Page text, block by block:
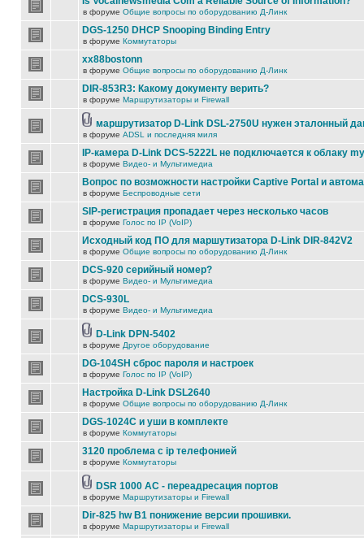
в форуме Общие вопросы по оборудованию Д-Линк
DGS-1250 DHCP Snooping Binding Entry
в форуме Коммутаторы
xx88bostonn
в форуме Общие вопросы по оборудованию Д-Линк
DIR-853R3: Какому документу верить?
в форуме Маршрутизаторы и Firewall
маршрутизатор D-Link DSL-2750U нужен эталонный
в форуме ADSL и последняя миля
IP-камера D-Link DCS-5222L не подключается к облаку
в форуме Видео- и Мультимедиа
Вопрос по возможности настройки Captive Portal и
в форуме Беспроводные сети
SIP-регистрация пропадает через несколько часов
в форуме Голос по IP (VoIP)
Исходный код ПО для маршутизатора D-Link DIR-842V2
в форуме Общие вопросы по оборудованию Д-Линк
DCS-920 серийный номер?
в форуме Видео- и Мультимедиа
DCS-930L
в форуме Видео- и Мультимедиа
D-Link DPN-5402
в форуме Другое оборудование
DG-104SH сброс пароля и настроек
в форуме Голос по IP (VoIP)
Настройка D-Link DSL2640
в форуме Общие вопросы по оборудованию Д-Линк
DGS-1024C и уши в комплекте
в форуме Коммутаторы
3120 проблема с ip телефонией
в форуме Коммутаторы
DSR 1000 AC - переадресация портов
в форуме Маршрутизаторы и Firewall
Dir-825 hw B1 понижение версии прошивки.
в форуме Маршрутизаторы и Firewall